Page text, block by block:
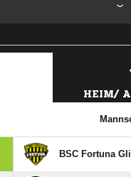
HEIM/
BSC Fortuna